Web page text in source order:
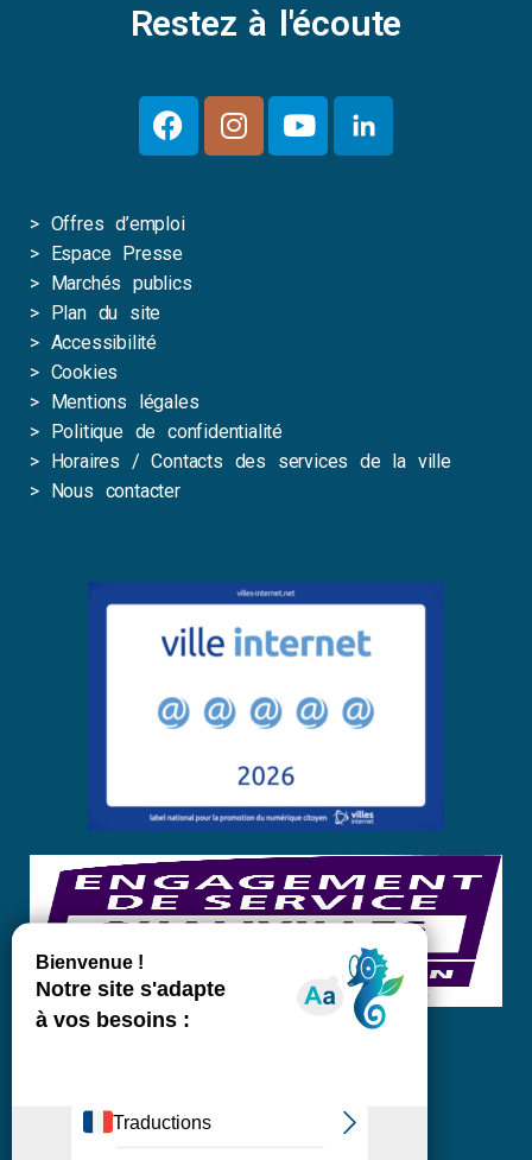
Restez à l'écoute
> Offres d’emploi
> Espace Presse
> Marchés publics
> Plan du site
> Accessibilité
> Cookies
> Mentions légales
> Politique de confidentialité
> Horaires / Contacts des services de la ville
> Nous contacter